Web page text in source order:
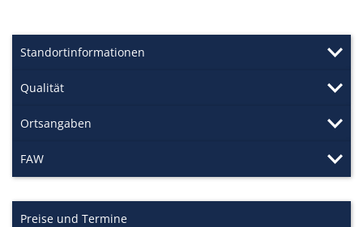
Standortinformationen
Qualität
Ortsangaben
FAW
Preise und Termine